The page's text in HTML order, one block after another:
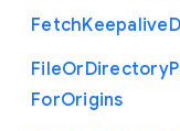
FetchKeepalive
FileOrDirectory
ForOrigins